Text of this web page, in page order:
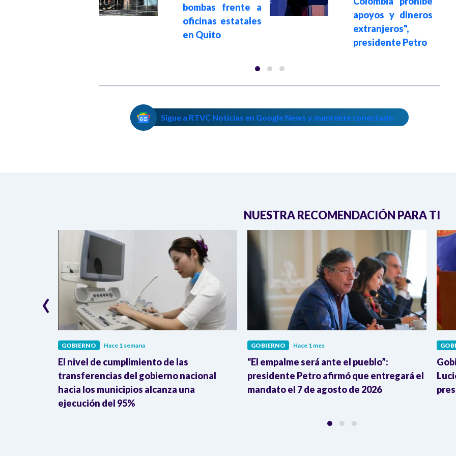
bombas frente a
oficinas estatales
en Quito
apoyos y dineros
extranjeros",
presidente Petro
Sigue a RTVC Noticias en Google News y mantente conectado
NUESTRA RECOMENDACIÓN PARA TI
GOBIERNO Hace 1 semana
El nivel de cumplimiento de las
transferencias del gobierno nacional
hacia los municipios alcanza una
ejecución del 95%
GOBIERNO Hace 1 mes
“El empalme será ante el pueblo”:
presidente Petro afirmó que entregará el
mandato el 7 de agosto de 2026
‹